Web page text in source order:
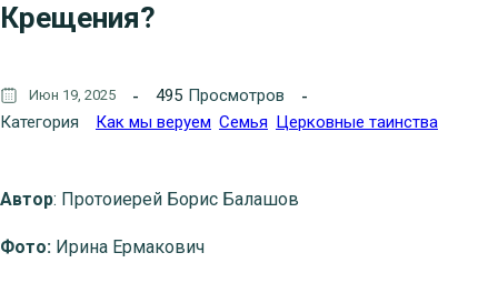
Крещения?
Июн 19, 2025 495 Просмотров
Категория
Как мы веруем Семья Церковные таинства
Автор: Протоиерей Борис Балашов
Фото: Ирина Ермакович